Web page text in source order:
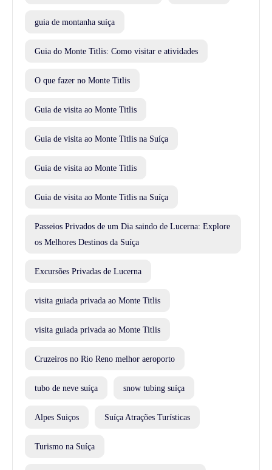
guia de montanha suíça
Guia do Monte Titlis: Como visitar e atividades
O que fazer no Monte Titlis
Guia de visita ao Monte Titlis
Guia de visita ao Monte Titlis na Suíça
Guia de visita ao Monte Titlis
Guia de visita ao Monte Titlis na Suíça
Passeios Privados de um Dia saindo de Lucerna: Explore
os Melhores Destinos da Suíça
Excursões Privadas de Lucerna
visita guiada privada ao Monte Titlis
visita guiada privada ao Monte Titlis
Cruzeiros no Rio Reno melhor aeroporto
tubo de neve suíça snow tubing suíça
Alpes Suiços Suíça Atrações Turísticas
Turismo na Suíça